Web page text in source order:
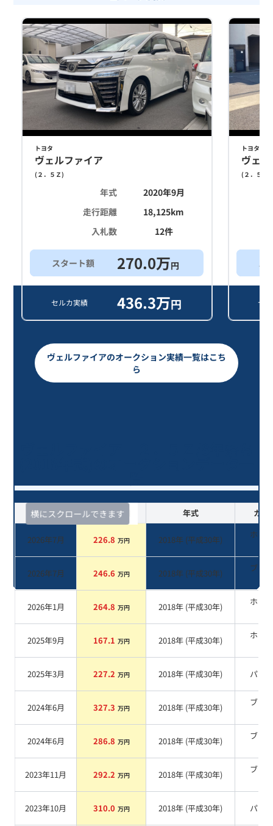
トヨタ
ヴェルファイア
( ２．５Ｚ)
年式
2020年9月
走行距離
18,125km
入札数
12件
スタート額 270.0万円
セルカ実績 436.3万円
トヨタ
ヴェ
( ２．５Ｚ
セ
ヴェルファイアのオークション実績一覧はこち
ら
横にスクロールできます
査定時期 セルカ実績 年式 カラ
2026年7月 226.8 万円 2018年 (平成30年)
ホワ
2026年7月 246.6 万円 2018年 (平成30年)
ブラ
2026年1月 264.8 万円 2018年 (平成30年)
ホワ
2025年9月 167.1 万円 2018年 (平成30年)
ホワ
2025年3月 227.2 万円 2018年 (平成30年) パール
2024年6月 327.3 万円 2018年 (平成30年)
ブラ
2024年6月 286.8 万円 2018年 (平成30年)
ブラ
2023年11月 292.2 万円 2018年 (平成30年)
ブラ
2023年10月 310.0 万円 2018年 (平成30年) パール